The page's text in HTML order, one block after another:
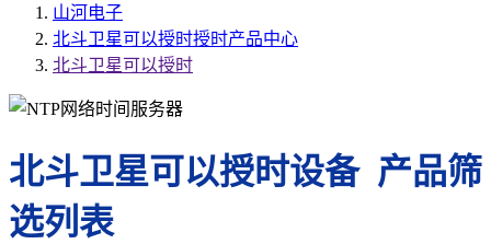
山河电子
北斗卫星可以授时授时产品中心
北斗卫星可以授时
北斗卫星可以授时设备 产品筛
选列表